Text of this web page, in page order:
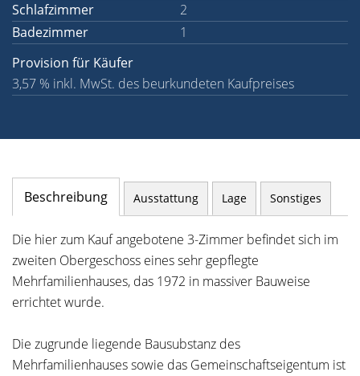
Schlafzimmer
2
Badezimmer
1
Provision für Käufer
3,57 % inkl. MwSt. des beurkundeten Kaufpreises
Beschreibung Ausstattung Lage Sonstiges
Die hier zum Kauf angebotene 3-Zimmer befindet sich im
zweiten Obergeschoss eines sehr gepflegte
Mehrfamilienhauses, das 1972 in massiver Bauweise
errichtet wurde.
Die zugrunde liegende Bausubstanz des
Mehrfamilienhauses sowie das Gemeinschaftseigentum ist